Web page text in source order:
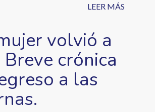
LEER MÁS
volvió a
Breve crónica
a las